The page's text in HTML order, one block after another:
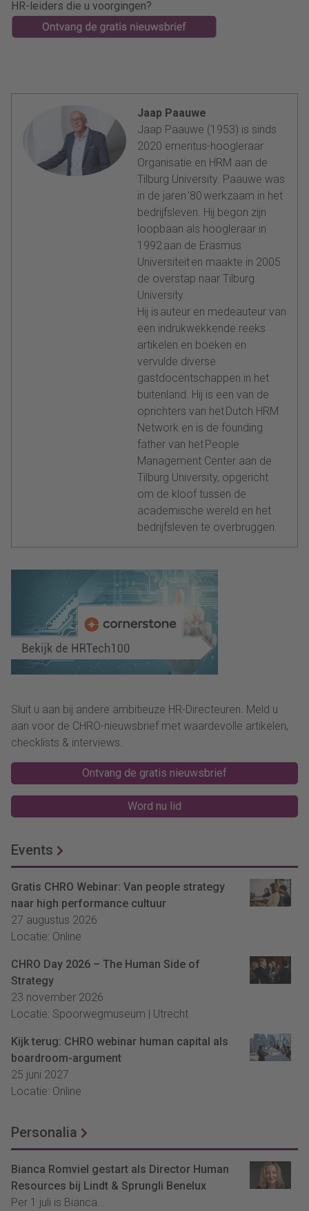
HR-leiders die u voorgingen?
Jaap Paauwe
Jaap Paauwe (1953) is sinds
2020 emeritus-hoogleraar
Organisatie en HRM aan de
Tilburg University. Paauwe was
in de jaren ’80 werkzaam in het
bedrijfsleven. Hij begon zijn
loopbaan als hoogleraar in
1992 aan de Erasmus
Universiteit en maakte in 2005
de overstap naar Tilburg
University.
Hij is auteur en medeauteur van
een indrukwekkende reeks
artikelen en boeken en
vervulde diverse
gastdocentschappen in het
buitenland. Hij is een van de
oprichters van het Dutch HRM
Network en is de founding
father van het People
Management Center aan de
Tilburg University, opgericht
om de kloof tussen de
academische wereld en het
bedrijfsleven te overbruggen.
Sluit u aan bij andere ambitieuze HR-Directeuren. Meld u
aan voor de CHRO-nieuwsbrief met waardevolle artikelen,
checklists & interviews.
Ontvang de gratis nieuwsbrief
Word nu lid
Events
Gratis CHRO Webinar: Van people strategy
naar high performance cultuur
27 augustus 2026
Locatie: Online
CHRO Day 2026 – The Human Side of
Strategy
23 november 2026
Locatie: Spoorwegmuseum | Utrecht
Kijk terug: CHRO webinar human capital als
boardroom-argument
25 juni 2027
Locatie: Online
Personalia
Bianca Romviel gestart als Director Human
Resources bij Lindt & Sprungli Benelux
Per 1 juli is Bianca...